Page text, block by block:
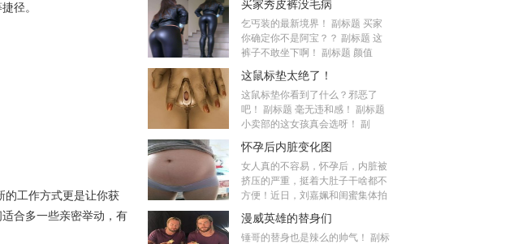
径。
的工作方式更是让你获
合多一些亲密举动，有
买家秀皮裤没毛病
乞丐装的最新境界！ 副标题 买家
你确定你不是阿宝？？ 副标题 这
裤子不敢坐下啊！ 副标题 颜值
这鼠标垫太绝了！
这鼠标垫你看到了什么？邪恶了
吧！ 副标题 毫无违和感！ 副标题
小卖部的这女孩真会选呀！ 副
怀孕后内脏变化图
女人真的不容易，怀孕后，内脏被
挤压的严重，挺着大肚子干啥都不
方便！近日，刘嘉姵和闺蜜集体拍
漫威英雄的替身们
锤哥的替身也是辣么的帅气！ 副标